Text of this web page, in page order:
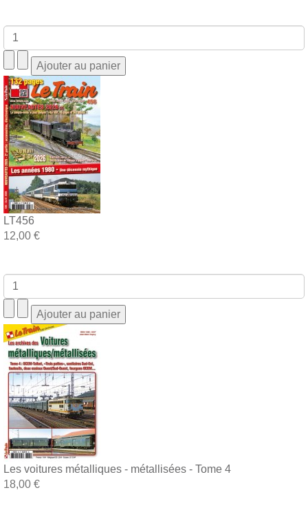
LT456
12,00 €
Les voitures métalliques - métallisées - Tome 4
18,00 €